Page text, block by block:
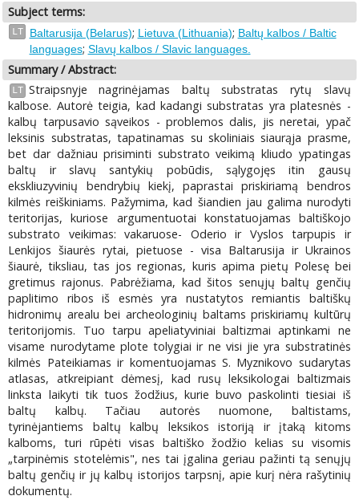
Subject terms:
LT Baltarusija (Belarus); Lietuva (Lithuania); Baltų kalbos / Baltic
languages; Slavų kalbos / Slavic languages.
Summary / Abstract:
LT Straipsnyje nagrinėjamas baltų substratas rytų slavų
kalbose. Autorė teigia, kad kadangi substratas yra platesnės -
kalbų tarpusavio sąveikos - problemos dalis, jis neretai, ypač
leksinis substratas, tapatinamas su skoliniais siaurąja prasme,
bet dar dažniau prisiminti substrato veikimą kliudo ypatingas
baltų ir slavų santykių pobūdis, sąlygojęs itin gausų
ekskliuzyvinių bendrybių kiekį, paprastai priskiriamą bendros
kilmės reiškiniams. Pažymima, kad šiandien jau galima nurodyti
teritorijas, kuriose argumentuotai konstatuojamas baltiškojo
substrato veikimas: vakaruose- Oderio ir Vyslos tarpupis ir
Lenkijos šiaurės rytai, pietuose - visa Baltarusija ir Ukrainos
šiaurė, tiksliau, tas jos regionas, kuris apima pietų Polesę bei
gretimus rajonus. Pabrėžiama, kad šitos senųjų baltų genčių
paplitimo ribos iš esmės yra nustatytos remiantis baltiškų
hidronimų arealu bei archeologinių baltams priskiriamų kultūrų
teritorijomis. Tuo tarpu apeliatyviniai baltizmai aptinkami ne
visame nurodytame plote tolygiai ir ne visi jie yra substratinės
kilmės Pateikiamas ir komentuojamas S. Myznikovo sudarytas
atlasas, atkreipiant dėmesį, kad rusų leksikologai baltizmais
linksta laikyti tik tuos žodžius, kurie buvo paskolinti tiesiai iš
baltų kalbų. Tačiau autorės nuomone, baltistams,
tyrinėjantiems baltų kalbų leksikos istoriją ir įtaką kitoms
kalboms, turi rūpėti visas baltiško žodžio kelias su visomis
„tarpinėmis stotelėmis", nes tai įgalina geriau pažinti tą senųjų
baltų genčių ir jų kalbų istorijos tarpsnį, apie kurį nėra rašytinių
dokumentų.